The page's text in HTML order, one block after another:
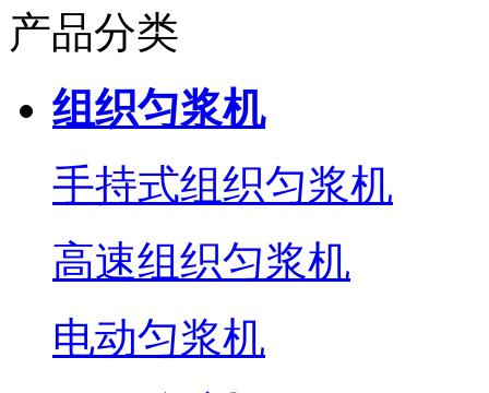
产品分类
组织匀浆机
手持式组织匀浆机
高速组织匀浆机
电动匀浆机